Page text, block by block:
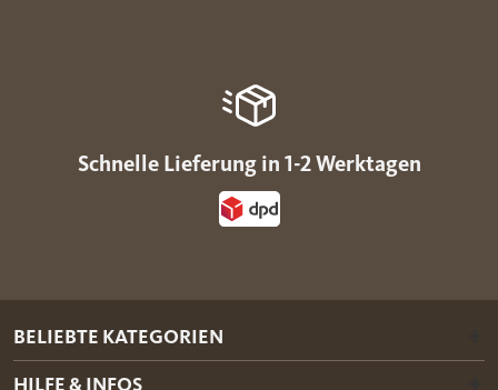
Schnelle Lieferung in 1-2 Werktagen
BELIEBTE KATEGORIEN
HILFE & INFOS